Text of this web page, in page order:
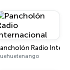
Radio